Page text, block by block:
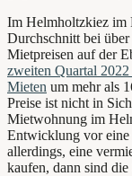
Im Helmholtzkiez im
Durchschnitt bei
Mietpreisen auf der
zweiten Quartal
Mieten um mehr als
Preise ist nicht in
Mietwohnung im
Entwicklung vor eine
allerdings, eine
kaufen, dann sind